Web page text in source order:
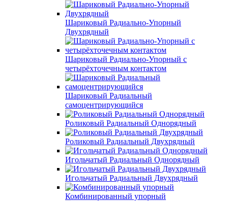
Шариковый Радиально-Упорный
Двухрядный
Шариковый Радиально-Упорный с
четырёхточечным контактом
Шариковый Радиальный
самоцентрирующийся
Роликовый Радиальный Однорядный
Роликовый Радиальный Двухрядный
Игольчатый Радиальный Однорядный
Игольчатый Радиальный Двухрядный
Комбинированный упорный